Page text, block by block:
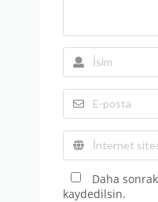
Daha
kaydedilsin.